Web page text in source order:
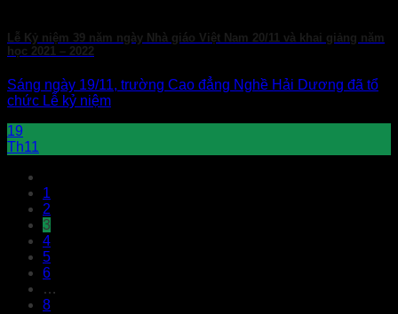
Lễ Kỷ niệm 39 năm ngày Nhà giáo Việt Nam 20/11 và khai giảng năm
học 2021 – 2022
Sáng ngày 19/11, trường Cao đẳng Nghề Hải Dương đã tổ
chức Lễ kỷ niệm
19
Th11
1
2
3
4
5
6
…
8